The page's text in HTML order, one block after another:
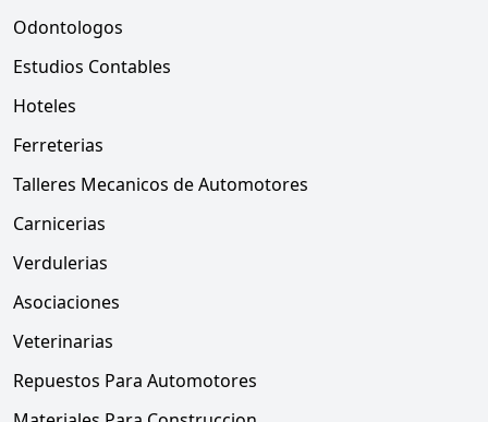
Odontologos
Estudios Contables
Hoteles
Ferreterias
Talleres Mecanicos de Automotores
Carnicerias
Verdulerias
Asociaciones
Veterinarias
Repuestos Para Automotores